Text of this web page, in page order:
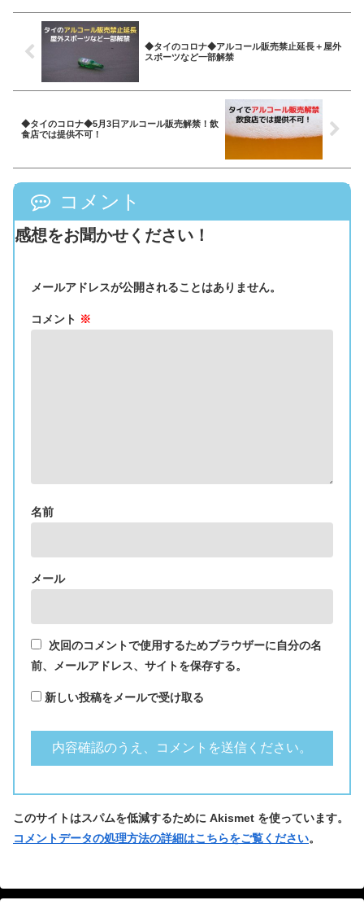
◆タイのコロナ◆アルコール販売禁止延長＋屋外
スポーツなど一部解禁
◆タイのコロナ◆5月3日アルコール販売解禁！飲
食店では提供不可！
コメント
感想をお聞かせください！
メールアドレスが公開されることはありません。
コメント ※
名前
メール
次回のコメントで使用するためブラウザーに自分の名
前、メールアドレス、サイトを保存する。
新しい投稿をメールで受け取る
このサイトはスパムを低減するために Akismet を使っています。
コメントデータの処理方法の詳細はこちらをご覧ください。